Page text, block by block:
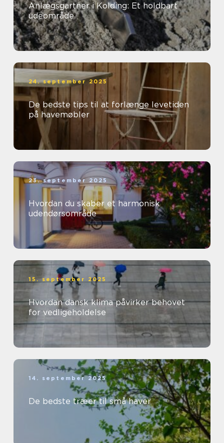
Anlægsgartner i Kolding: Et holdbart
udeområde
24. september 2025
De bedste tips til at forlænge levetiden
på havemøbler
23. september 2025
Hvordan du skaber et harmonisk
udendørsområde
15. september 2025
Hvordan dansk klima påvirker behovet
for vedligeholdelse
14. september 2025
De bedste træer til små haver